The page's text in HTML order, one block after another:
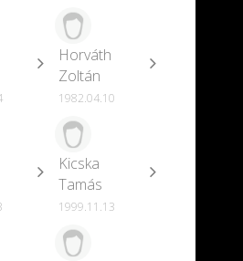
Horváth
Zoltán
1982.04.10
Kicska
Tamás
1999.11.13